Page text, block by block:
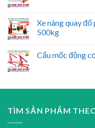
Xe nâng quay
500kg
Cẩu mốc động
TÌM SẢN PHẨM